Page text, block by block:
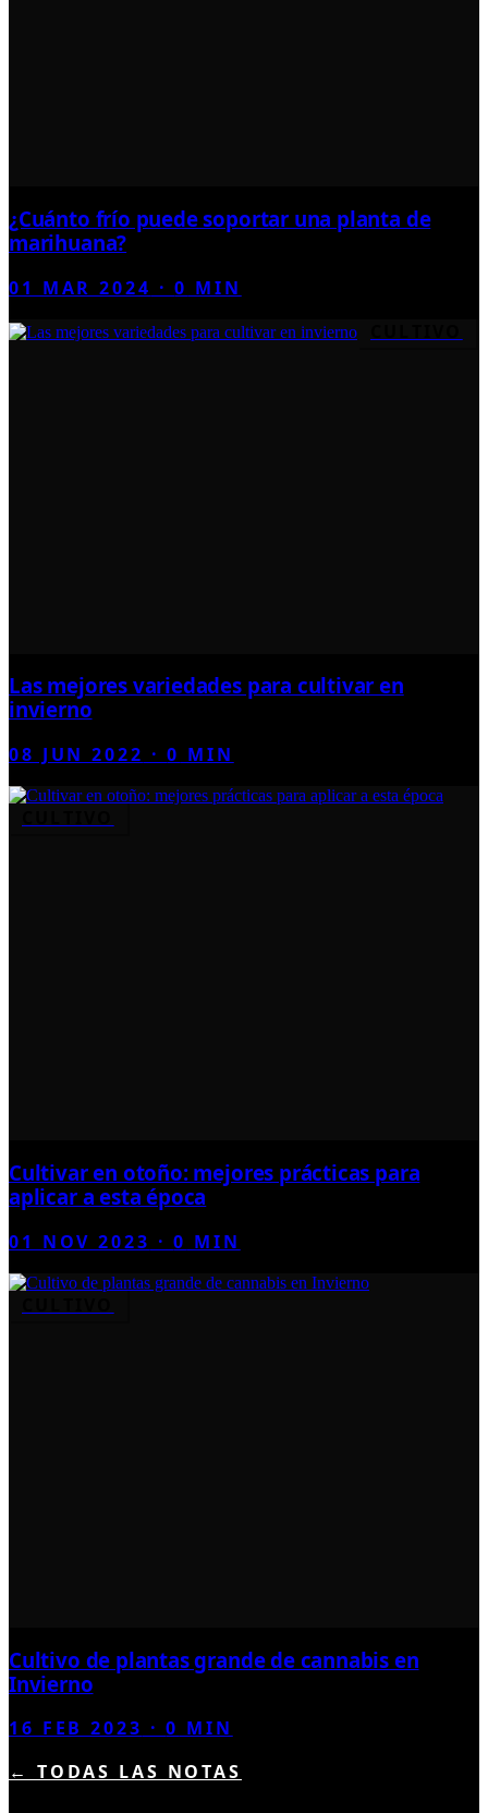
¿Cuánto frío puede soportar una planta de
marihuana?
01 MAR 2024 ·0 MIN
Las mejores variedades para cultivar en
invierno
08 JUN 2022 ·0 MIN
Cultivar en otoño: mejores prácticas para
aplicar a esta época
01 NOV 2023 ·0 MIN
Cultivo de plantas grande de cannabis en
Invierno
16 FEB 2023 ·0 MIN
← TODAS LAS NOTAS